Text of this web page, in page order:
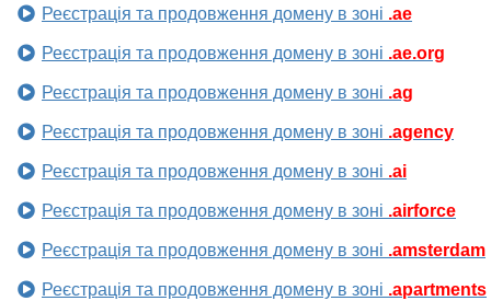
Реєстрація та продовження домену в зоні .ae
Реєстрація та продовження домену в зоні .ae.org
Реєстрація та продовження домену в зоні .ag
Реєстрація та продовження домену в зоні .agency
Реєстрація та продовження домену в зоні .ai
Реєстрація та продовження домену в зоні .airforce
Реєстрація та продовження домену в зоні .amsterdam
Реєстрація та продовження домену в зоні .apartments